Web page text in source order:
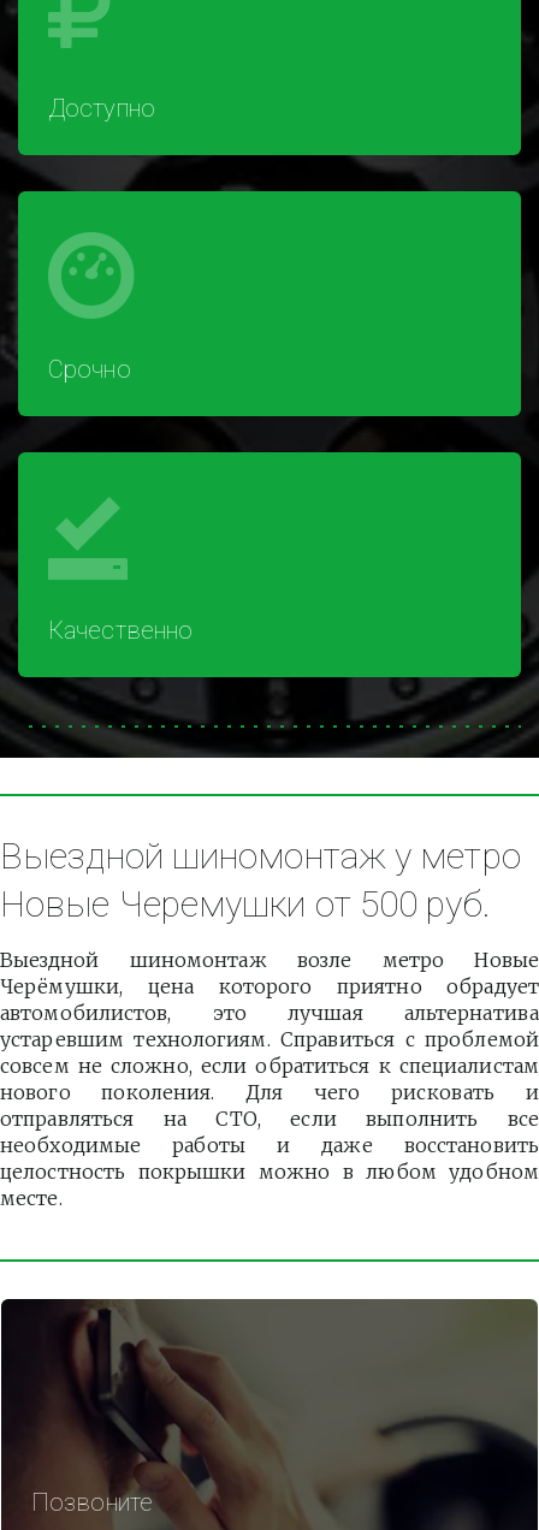
Доступно
Срочно
Качественно
Выездной шиномонтаж у метро
Новые Черемушки от 500 руб.
Выездной шиномонтаж возле метро Новые
Черёмушки, цена которого приятно обрадует
автомобилистов, это лучшая альтернатива
устаревшим технологиям. Справиться с проблемой
совсем не сложно, если обратиться к специалистам
нового поколения. Для чего рисковать и
отправляться на СТО, если выполнить все
необходимые работы и даже восстановить
целостность покрышки можно в любом удобном
месте.
Позвоните